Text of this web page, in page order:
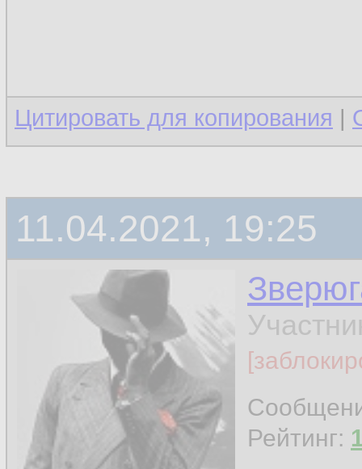
Цитировать для копирования |
11.04.2021, 19:25
Рейтинг: